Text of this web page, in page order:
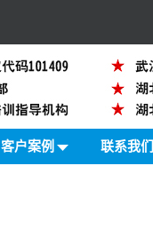
客户案例 联系我们